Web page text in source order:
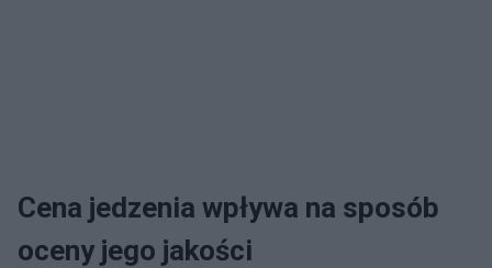
Cena jedzenia wpływa na sposób
oceny jego jakości